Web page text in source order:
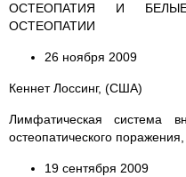
ОСТЕОПАТИЯ И
ОСТЕОПАТИИ
26 ноября 2009
Кеннет Лоссинг, (США)
Лимфатическая система
остеопатического
19 сентября 2009